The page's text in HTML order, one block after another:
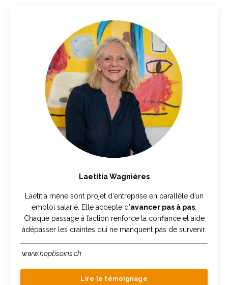
Laetitia Wagnières
Laetitia mène sont projet d'entreprise en parallèle d’un
emploi salarié. Elle accepte d’avancer pas à pas.
Chaque passage à l’action renforce la confiance et aide
àdépasser les craintes qui ne manquent pas de survenir.
www.hoptisoins.ch
Lire le témoignage